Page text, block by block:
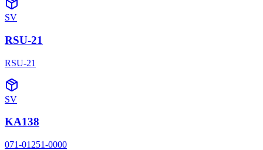
SV
RSU-21
RSU-21
SV
KA138
071-01251-0000